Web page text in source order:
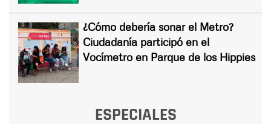
¿Cómo debería sonar el Metro?
Ciudadanía participó en el
Vocímetro en Parque de los Hippies
ESPECIALES